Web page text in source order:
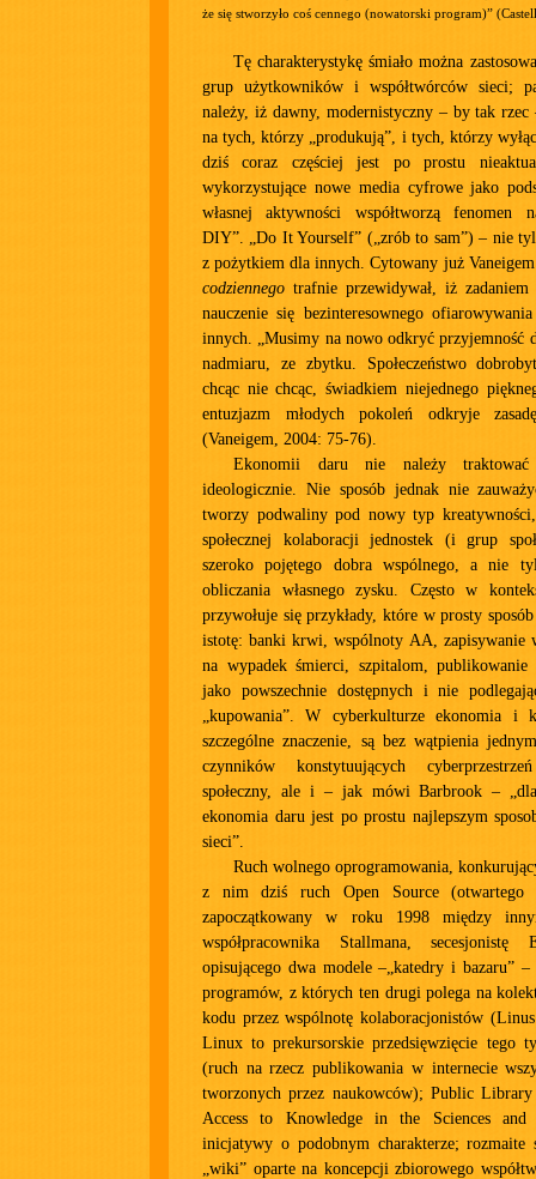
że się stworzyło coś cennego (nowatorski program)”
Tę charakterystykę śmiało można
grup użytkowników i współtwórców sieci;
należy, iż dawny, modernistyczny – by tak rzec
na tych, którzy „produkują”, i tych, którzy
dziś coraz częściej jest po prostu
wykorzystujące nowe media cyfrowe jako
własnej aktywności współtworzą fenomen
DIY”. „Do It Yourself” („zrób to sam”) – nie
z pożytkiem dla innych. Cytowany już
codziennego trafnie przewidywał, iż zadaniem
nauczenie się bezinteresownego
innych. „Musimy na nowo odkryć przyjemność
nadmiaru, ze zbytku. Społeczeństwo
chcąc nie chcąc, świadkiem niejednego
entuzjazm młodych pokoleń odkryje
(Vaneigem, 2004: 75-76).
Ekonomii daru nie należy
ideologicznie. Nie sposób jednak nie
tworzy podwaliny pod nowy typ
społecznej kolaboracji jednostek (i grup
szeroko pojętego dobra wspólnego, a nie
obliczania własnego zysku. Często w
przywołuje się przykłady, które w prosty
istotę: banki krwi, wspólnoty AA, zapisywanie
na wypadek śmierci, szpitalom, publikowanie
jako powszechnie dostępnych i nie
„kupowania”. W cyberkulturze ekonomia i
szczególne znaczenie, są bez wątpienia
czynników konstytuujących
społeczny, ale i – jak mówi Barbrook –
ekonomia daru jest po prostu najlepszym
sieci”.
Ruch wolnego oprogramowania,
z nim dziś ruch Open Source (otwartego
zapoczątkowany w roku 1998 między
współpracownika Stallmana, secesjonistę
opisującego dwa modele –„katedry i bazaru”
programów, z których ten drugi polega na
kodu przez wspólnotę kolaboracjonistów
Linux to prekursorskie przedsięwzięcie tego
(ruch na rzecz publikowania w internecie
tworzonych przez naukowców); Public
Access to Knowledge in the Sciences
inicjatywy o podobnym charakterze;
„wiki” oparte na koncepcji zbiorowego